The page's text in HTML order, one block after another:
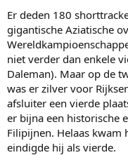
Er deden 180
gigantische Aziatische
niet verder dan enkele
Daleman). Maar op de
was er zilver voor
afsluiter een vierde
er bijna een historische
Filipijnen. Helaas kwam
eindigde hij als vierde.